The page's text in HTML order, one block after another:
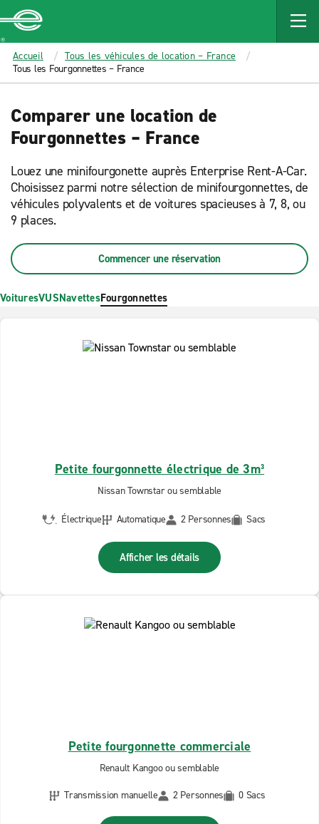
MAIN
CONTENT
Enterprise
Accueil
Tous les véhicules de location – France
Tous les Fourgonnettes – France
Comparer une location de
Fourgonnettes – France
Louez une minifourgonette auprès Enterprise Rent-A-Car.
Choisissez parmi notre sélection de minifourgonnettes, de
véhicules polyvalents et de voitures spacieuses à 7, 8, ou
9 places.
Commencer une réservation
VoituresVUSNavettesFourgonnettes
Petite fourgonnette électrique de 3m³
Nissan Townstar ou semblable
Électrique Automatique 2 Personnes Sacs
Afficher les détails
Petite fourgonnette commerciale
Renault Kangoo ou semblable
Transmission manuelle
2 Personnes 0 Sacs